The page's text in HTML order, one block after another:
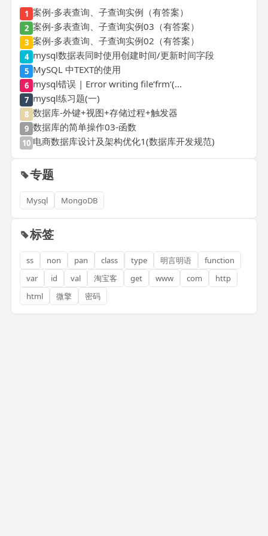
1 案例-多表查询、子查询实例（有答案）
2 案例-多表查询、子查询实例03（有答案）
3 案例-多表查询、子查询实例02（有答案）
4 mysql数据表同时使用创建时间/更新时间字段
5 MySQL 中TEXT的使用
6 mysql错误 | Error writing file‘frm‘(...
7 mysql练习题(一)
8 数据库-外键+视图+存储过程+触发器
9 数据库的简单操作03-函数
10 电商数据库设计及架构优化1(数据库开发规范)
专题
Mysql MongoDB
标签
ss non pan class type 明言明语
function
var
id val 淘宝客 get www com
http
html
微擎 密码